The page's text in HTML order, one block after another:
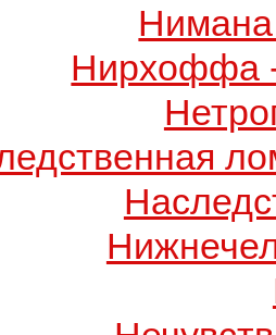
Нимана
Нирхоффа